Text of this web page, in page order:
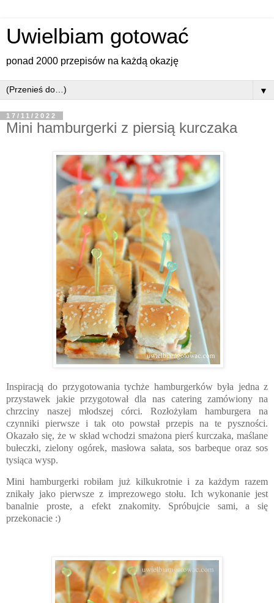
Uwielbiam gotować
ponad 2000 przepisów na każdą okazję
▼
17/11/2022
Mini hamburgerki z piersią kurczaka
Inspiracją do przygotowania tychże hamburgerków była jedna z
przystawek jakie przygotował dla nas catering zamówiony na
chrzciny naszej młodszej córci. Rozłożyłam hamburgera na
czynniki pierwsze i tak oto powstał przepis na te pyszności.
Okazało się, że w skład wchodzi smażona pierś kurczaka, maślane
bułeczki, zielony ogórek, masłowa sałata, sos barbeque oraz sos
tysiąca wysp.
Mini hamburgerki robiłam już kilkukrotnie i za każdym razem
znikały jako pierwsze z imprezowego stołu. Ich wykonanie jest
banalnie proste, a efekt znakomity. Spróbujcie sami, a się
przekonacie :)